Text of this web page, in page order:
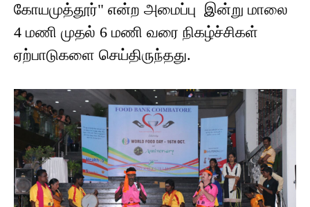
கோயமுத்தூர்" என்ற அமைப்பு இன்று மாலை
4 மணி முதல் 6 மணி வரை நிகழ்ச்சிகள்
ஏற்பாடுகளை செய்திருந்தது.